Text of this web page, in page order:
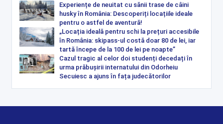
Experiențe de neuitat cu sănii trase de câini
husky în România: Descoperiți locațiile ideale
pentru o astfel de aventură!
„Locația ideală pentru schi la prețuri accesibile
în România: skipass-ul costă doar 80 de lei, iar
tartă începe de la 100 de lei pe noapte”
Cazul tragic al celor doi studenți decedați în
urma prăbușirii internatului din Odorheiu
Secuiesc a ajuns în fața judecătorilor